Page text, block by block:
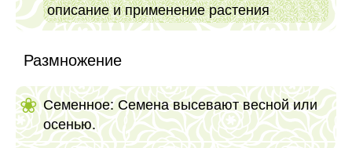
Размножение
Семенное: Семена высевают весной или
осенью.